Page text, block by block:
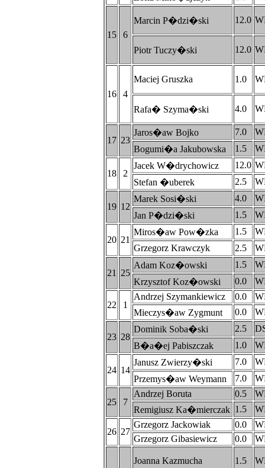
15 6
Marcin P�dzi�ski 12.0
Piotr Tuczy�ski 12.0
16 4
Maciej Gruszka 1.0
Rafa� Szyma�ski 4.0
17 23
Jaros�aw Bojko 7.0
Bogumi�a Jakubowska
1.5
18 2
Jacek W�drychowicz 12.0
Stefan �uberek
2.5
19 12
Marek Sosi�ski 4.0
Jan P�dzi�ski
1.5
20 21
Miros�aw Pow�zka 1.5
Grzegorz Krawczyk
2.5
21 25
Adam Koz�owski 1.5
Krzysztof Koz�owski
0.0
22 1
Andrzej Szymankiewicz 0.0
Mieczys�aw Zygmunt
0.0
23 28
Dominik Soba�ski 2.5
B�a�ej Pabiszczak
1.0
24 14
Janusz Zwierzy�ski 7.0
Przemys�aw Weymann
7.0
25 7
Andrzej Boruta 0.5
Remigiusz Ka�mierczak 1.5
26 27
Grzegorz Jackowiak 0.0
Grzegorz Gibasiewicz
0.0
Joanna Kazmucha 1.5